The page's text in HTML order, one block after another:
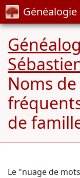
Noms
de
Le "nuage de